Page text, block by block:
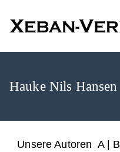
Hauke Nils Hansen
Unsere Autoren A| B